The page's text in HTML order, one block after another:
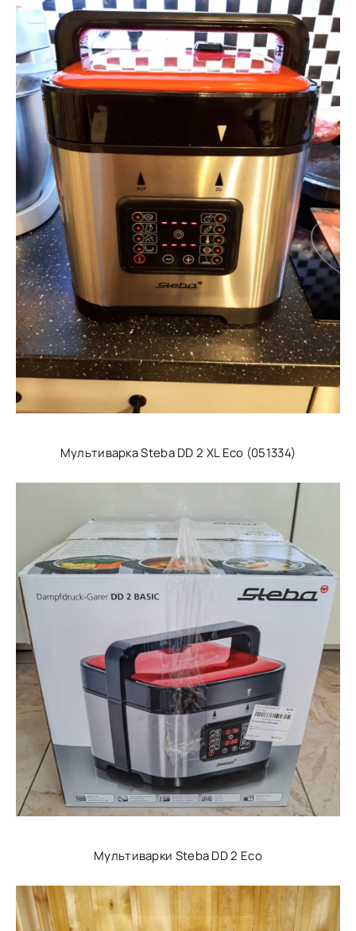
Мультиварка Steba DD 2 XL Eco (051334)
Мультиварки Steba DD 2 Eco